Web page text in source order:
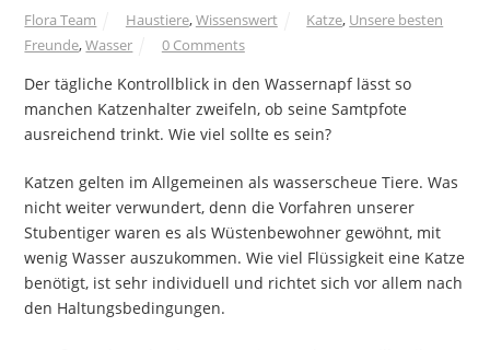
Flora Team Haustiere,Wissenswert Katze, Unsere besten
Freunde,Wasser 0 Comments
Der tägliche Kontrollblick in den Wassernapf lässt so
manchen Katzenhalter zweifeln, ob seine Samtpfote
ausreichend trinkt. Wie viel sollte es sein?
Katzen gelten im Allgemeinen als wasserscheue Tiere. Was
nicht weiter verwundert, denn die Vorfahren unserer
Stubentiger waren es als Wüstenbewohner gewöhnt, mit
wenig Wasser auszukommen. Wie viel Flüssigkeit eine Katze
benötigt, ist sehr individuell und richtet sich vor allem nach
den Haltungsbedingungen.